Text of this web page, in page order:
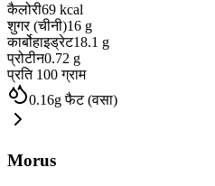
कैलोरी69 kcal
शुगर (चीनी)16 g
कार्बोहाइड्रेट18.1 g
प्रोटीन0.72 g
प्रति 100 ग्राम
0.16gफैट (वसा)
Morus